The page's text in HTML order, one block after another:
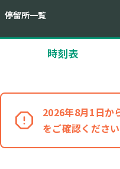
停留所一覧
時刻表
2026年8月1日か
をご確認ください